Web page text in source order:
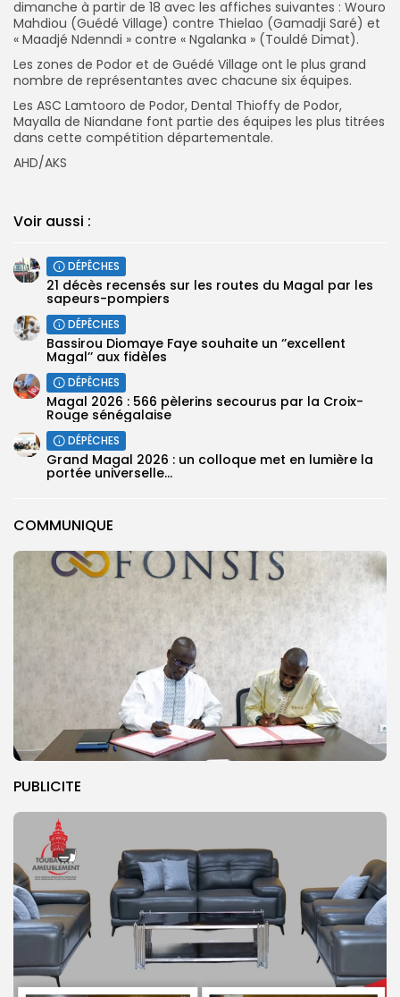
COMMUNIQUE
PUBLICITE
dimanche à partir de 18 avec les affiches suivantes : Wouro
Mahdiou (Guédé Village) contre Thielao (Gamadji Saré) et
« Maadjé Ndenndi » contre « Ngalanka » (Touldé Dimat).
Les zones de Podor et de Guédé Village ont le plus grand
nombre de représentantes avec chacune six équipes.
Les ASC Lamtooro de Podor, Dental Thioffy de Podor,
Mayalla de Niandane font partie des équipes les plus titrées
dans cette compétition départementale.
AHD/AKS
Voir aussi :
DÉPÊCHES
21 décès recensés sur les routes du Magal par les
sapeurs-pompiers
DÉPÊCHES
Bassirou Diomaye Faye souhaite un ‘’excellent
Magal’’ aux fidèles
DÉPÊCHES
Magal 2026 : 566 pèlerins secourus par la Croix-
Rouge sénégalaise
DÉPÊCHES
Grand Magal 2026 : un colloque met en lumière la
portée universelle...